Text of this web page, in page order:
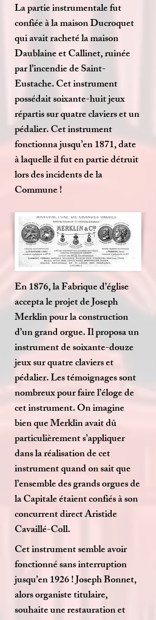
La partie instrumentale fut
confiée à la maison Ducroquet
qui avait racheté la maison
Daublaine et Callinet, ruinée
par l’incendie de Saint-
Eustache. Cet instrument
possédait soixante-huit jeux
répartis sur quatre claviers et un
pédalier. Cet instrument
fonctionna jusqu’en 1871, date
à laquelle il fut en partie détruit
lors des incidents de la
Commune !
En 1876, la Fabrique d’église
accepta le projet de Joseph
Merklin pour la construction
d’un grand orgue. Il proposa un
instrument de soixante-douze
jeux sur quatre claviers et
pédalier. Les témoignages sont
nombreux pour faire l’éloge de
cet instrument. On imagine
bien que Merklin avait dû
particulièrement s’appliquer
dans la réalisation de cet
instrument quand on sait que
l’ensemble des grands orgues de
la Capitale étaient confiés à son
concurrent direct Aristide
Cavaillé-Coll.
Cet instrument semble avoir
fonctionné sans interruption
jusqu’en 1926 ! Joseph Bonnet,
alors organiste titulaire,
souhaite une restauration et